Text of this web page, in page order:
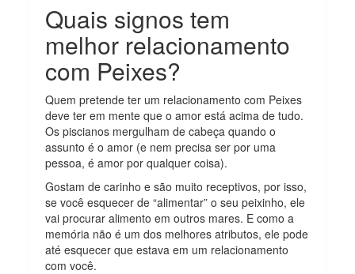
Quais signos tem
melhor relacionamento
com Peixes?
Quem pretende ter um relacionamento com Peixes
deve ter em mente que o amor está acima de tudo.
Os piscianos mergulham de cabeça quando o
assunto é o amor (e nem precisa ser por uma
pessoa, é amor por qualquer coisa).
Gostam de carinho e são muito receptivos, por isso,
se você esquecer de “alimentar” o seu peixinho, ele
vai procurar alimento em outros mares. E como a
memória não é um dos melhores atributos, ele pode
até esquecer que estava em um relacionamento
com você.